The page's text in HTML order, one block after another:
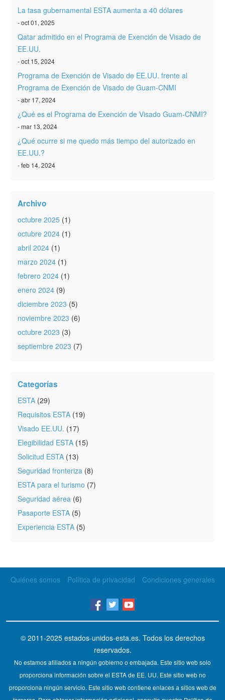
La tasa gubernamental ESTA aumenta a 40 dólares
- oct 01, 2025
Qatar admitido en el Programa de Exención de Visado de
EE.UU.
- oct 15, 2024
Programa de Exención de Visado de EE.UU. frente al
Programa de Exención de Visado de Guam-CNMI
- abr 17, 2024
¿Qué es el Programa de Exención de Visado Guam-CNMI?
- mar 13, 2024
¿Qué ocurre si me quedo más tiempo del autorizado en
EE.UU.?
- feb 14, 2024
Archivo
octubre 2025 (1)
octubre 2024 (1)
abril 2024 (1)
marzo 2024 (1)
febrero 2024 (1)
enero 2024 (9)
diciembre 2023 (5)
noviembre 2023 (6)
octubre 2023 (3)
septiembre 2023 (7)
Categorías
ESTA (29)
Requisitos ESTA (19)
Visado EE.UU. (17)
Elegibilidad ESTA (15)
Solicitud ESTA (13)
Seguridad fronteriza (8)
ESTA para el turismo (7)
Seguridad aérea (6)
Pasaporte ESTA (5)
Experiencia ESTA (5)
Quiénes somos Política de privacidad Condiciones generales
© 2011-2025 estados-unidos-esta.es. Todos los derechos
reservados.
No estamos afiliados a ningún gobierno o embajada. Este sitio web solo
proporciona información sobre el ESTA de EE. UU. Este sitio web no
proporciona ningún servicio. Este sitio web contiene enlaces a sitios web de